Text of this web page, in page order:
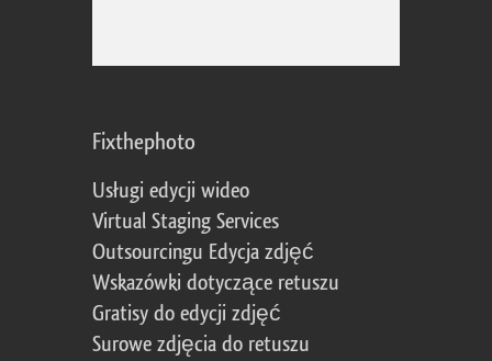
Fixthephoto
Usługi edycji wideo
Virtual Staging Services
Outsourcingu Edycja zdjęć
Wskazówki dotyczące retuszu
Gratisy do edycji zdjęć
Surowe zdjęcia do retuszu